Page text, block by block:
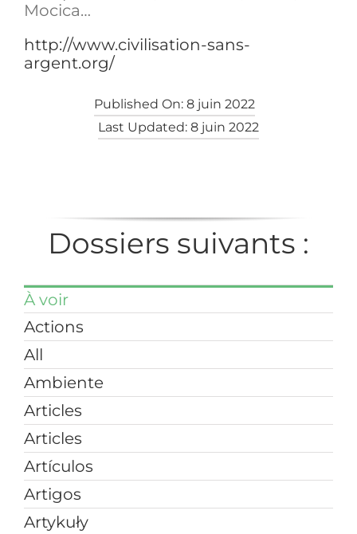
Mocica…
http://www.civilisation-sans-
argent.org/
Published On: 8 juin 2022
Last Updated: 8 juin 2022
Dossiers suivants :
À voir
Actions
All
Ambiente
Articles
Articles
Artículos
Artigos
Artykuły